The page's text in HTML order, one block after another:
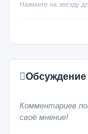
Нажмите на звезду
Обсуждение
Комментариев
своё мнение!